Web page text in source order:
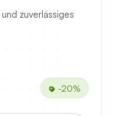
zuverlässiges
-20%